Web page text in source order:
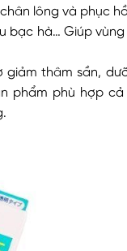
lông và phục
bạc hà… Giúp
giảm thâm sần,
phẩm phù hợp cả